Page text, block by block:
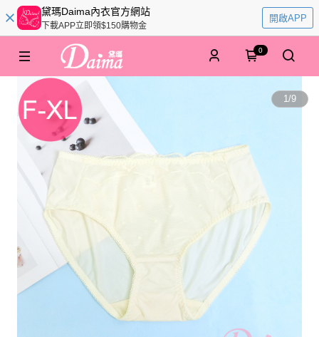
黛瑪Daima內衣官方網站
下載APP立即領$150購物金
開啟APP
0
1/9